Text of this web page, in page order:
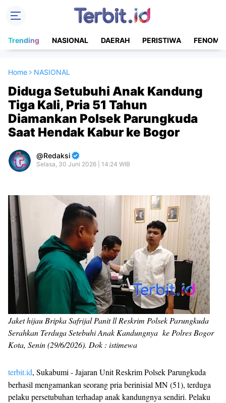
Trending NASIONAL DAERAH PERISTIWA
Home NASIONAL
Diduga Setubuhi Anak Kandung
Tiga Kali, Pria 51 Tahun
Diamankan Polsek Parungkuda
Saat Hendak Kabur ke Bogor
Redaksi
Selasa, 30 Juni 2026 | 14:24 WIB
Jaket hijau Bripka Safrijal Panit ll Reskrim Polsek Parungkuda
Serahkan Terduga Setebuhi Anak Kandungnya ke Polres Bogor
Kota, Senin (29/6/2026). Dok : istimewa
terbit.id, Sukabumi - Jajaran Unit Reskrim Polsek Parungkuda
berhasil mengamankan seorang pria berinisial MN (51), terduga
pelaku persetubuhan terhadap anak kandungnya sendiri. Pelaku